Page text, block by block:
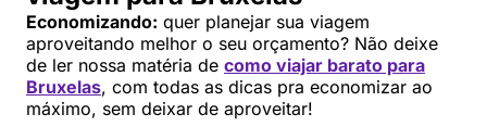
Economizando: quer planejar sua viagem
aproveitando melhor o seu orçamento? Não deixe
de ler nossa matéria de como viajar barato para
Bruxelas, com todas as dicas pra economizar ao
máximo, sem deixar de aproveitar!